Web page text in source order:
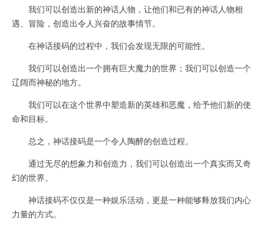
我们可以创造出新的神话人物，让他们和已有的神话人物相
遇、冒险，创造出令人兴奋的故事情节。
在神话接码的过程中，我们会发现无限的可能性。
我们可以创造出一个拥有巨大魔力的世界；我们可以创造一个
辽阔而神秘的地方。
我们可以在这个世界中塑造新的英雄和恶魔，给予他们新的使
命和目标。
总之，神话接码是一个令人陶醉的创造过程。
通过无尽的想象力和创造力，我们可以创造出一个真实而又奇
幻的世界。
神话接码不仅仅是一种娱乐活动，更是一种能够释放我们内心
力量的方式。